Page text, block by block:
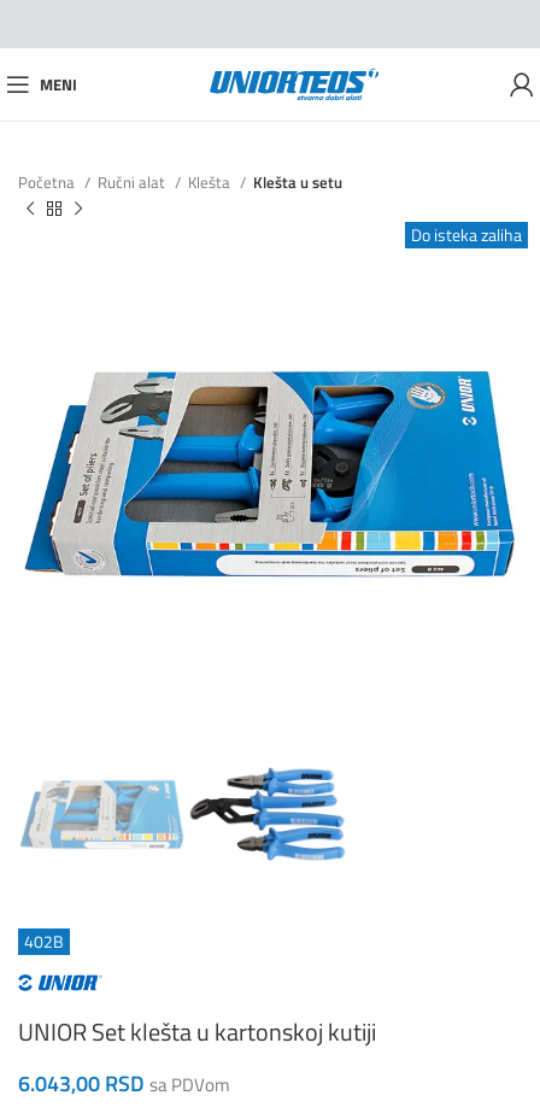
MENI
Početna Ručni alat Klešta Klešta u setu
Do isteka zaliha
402B
UNIOR Set klešta u kartonskoj kutiji
6.043,00RSD sa PDVom